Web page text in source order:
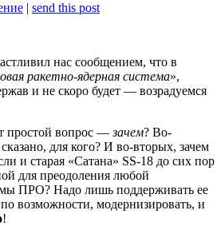
| send this post
нас сообщением, что в
ракетно-ядерная система»,
и не скоро будет — возрадуемся
простой вопрос —зачем? Во-
для кого? И во-вторых, зачем
и старая «Сатана» SS-18 до сих пор
для преодоления любой
ПРО? Надо лишь поддерживать ее
возможности, модернизировать, и
!